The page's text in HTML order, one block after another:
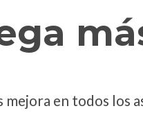
en todos los